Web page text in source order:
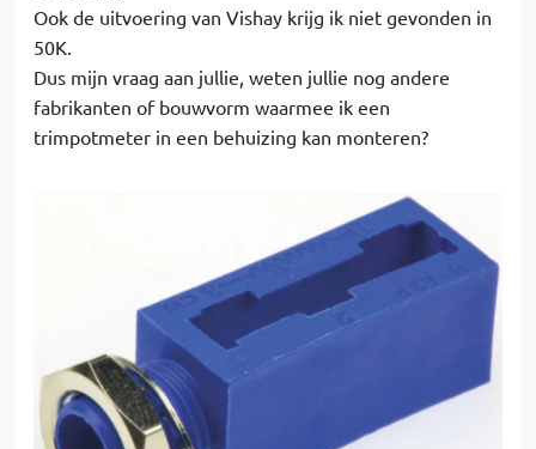
Ook de uitvoering van Vishay krijg ik niet gevonden in
50K.
Dus mijn vraag aan jullie, weten jullie nog andere
fabrikanten of bouwvorm waarmee ik een
trimpotmeter in een behuizing kan monteren?